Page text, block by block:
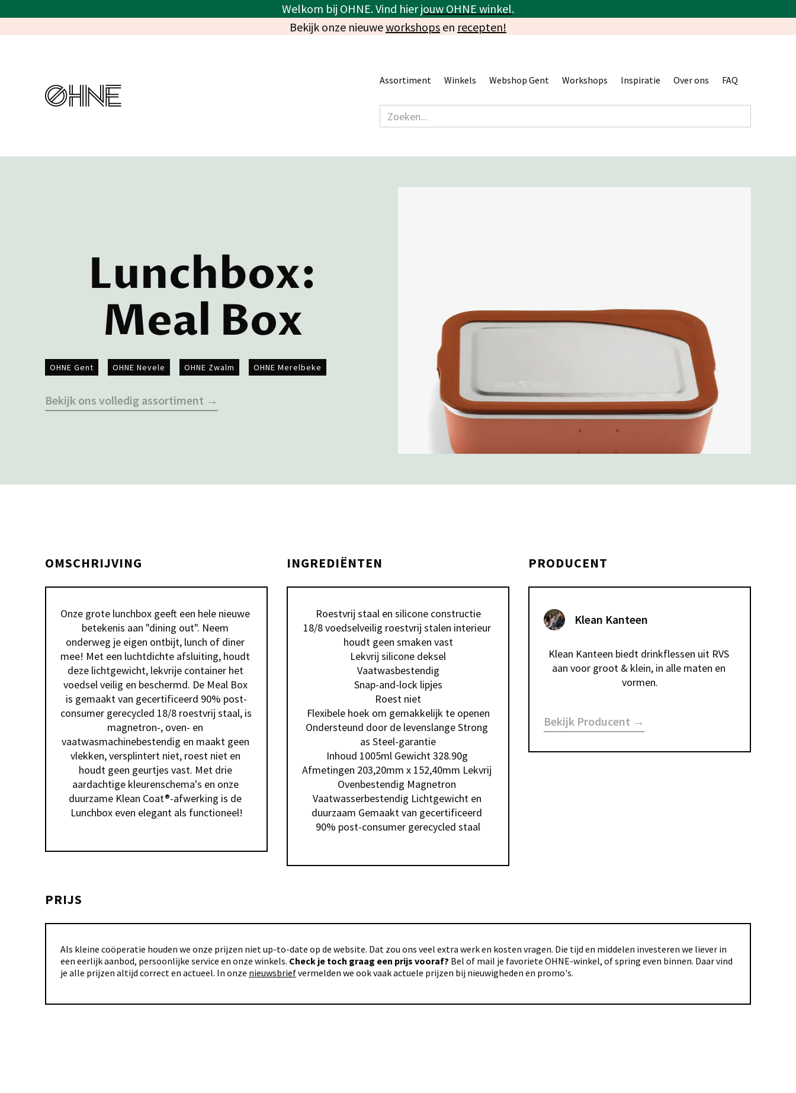
Welkom bij OHNE. Vind hierjouw OHNE winkel.
Bekijk onze nieuweworkshops en recepten!
Assortiment Winkels Webshop Gent Workshops Inspiratie Over ons FAQ
Lunchbox:
Meal Box
OHNE Gent OHNE Nevele OHNE Zwalm OHNE Merelbeke
Bekijk ons volledig assortiment →
OMSCHRIJVING
Onze grote lunchbox geeft een hele nieuwe
betekenis aan "dining out". Neem
onderweg je eigen ontbijt, lunch of diner
mee! Met een luchtdichte afsluiting, houdt
deze lichtgewicht, lekvrije container het
voedsel veilig en beschermd. De Meal Box
is gemaakt van gecertificeerd 90% post-
consumer gerecycled 18/8 roestvrij staal, is
magnetron-, oven- en
vaatwasmachinebestendig en maakt geen
vlekken, versplintert niet, roest niet en
houdt geen geurtjes vast. Met drie
aardachtige kleurenschema's en onze
duurzame Klean Coat®-afwerking is de
Lunchbox even elegant als functioneel!
INGREDIËNTEN
Roestvrij staal en silicone constructie
18/8 voedselveilig roestvrij stalen interieur
houdt geen smaken vast
Lekvrij silicone deksel
Vaatwasbestendig
Snap-and-lock lipjes
Roest niet
Flexibele hoek om gemakkelijk te openen
Ondersteund door de levenslange Strong
as Steel-garantie
Inhoud 1005ml Gewicht 328.90g
Afmetingen 203,20mm x 152,40mm Lekvrij
Ovenbestendig Magnetron
Vaatwasserbestendig Lichtgewicht en
duurzaam Gemaakt van gecertificeerd
90% post-consumer gerecycled staal
PRODUCENT
Klean Kanteen
Klean Kanteen biedt drinkflessen uit RVS
aan voor groot & klein, in alle maten en
vormen.
Bekijk Producent →
PRIJS
Als kleine coöperatie houden we onze prijzen niet up-to-date op de website. Dat zou ons veel extra werk en kosten vragen. Die tijd en middelen investeren we liever in
een eerlijk aanbod, persoonlijke service en onze winkels. Check je toch graag een prijs vooraf? Bel of mail je favoriete OHNE-winkel, of spring even binnen. Daar vind
je alle prijzen altijd correct en actueel. In onze nieuwsbriefvermelden we ook vaak actuele prijzen bij nieuwigheden en promo's.